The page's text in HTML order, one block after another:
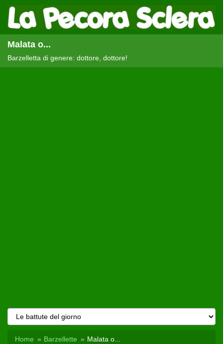
Malata o...
Barzelletta di genere: dottore, dottore!
Home Barzellette Malata o...